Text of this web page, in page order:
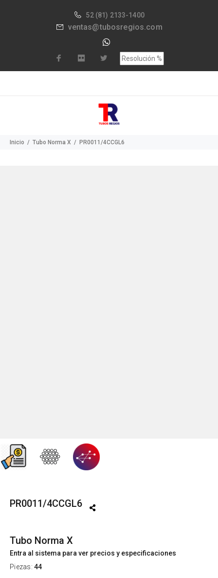
52 (81) 2133-1400
ventas@tubosregios.com
Inicio Tubo Norma X PR0011/4CCGL6
PR0011/4CCGL6
Tubo Norma X
Entra al sistema para ver precios y especificaciones
Piezas:44